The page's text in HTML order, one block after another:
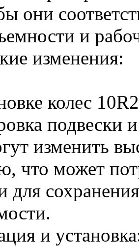
они
и
изменения:
колес
изменить
что может
для
и